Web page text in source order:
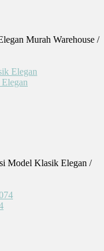
Murah Warehouse /
Model Klasik Elegan /